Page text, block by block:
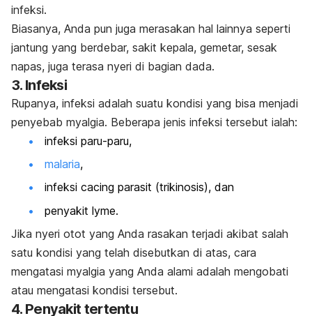
infeksi.
Biasanya, Anda pun juga merasakan hal lainnya seperti
jantung yang berdebar, sakit kepala, gemetar, sesak
napas, juga terasa nyeri di bagian dada.
3. Infeksi
Rupanya, infeksi adalah suatu kondisi yang bisa menjadi
penyebab myalgia. Beberapa jenis infeksi tersebut ialah:
infeksi paru-paru,
malaria,
infeksi cacing parasit (trikinosis), dan
penyakit lyme.
Jika nyeri otot yang Anda rasakan terjadi akibat salah
satu kondisi yang telah disebutkan di atas, cara
mengatasi myalgia yang Anda alami adalah mengobati
atau mengatasi kondisi tersebut.
4. Penyakit tertentu